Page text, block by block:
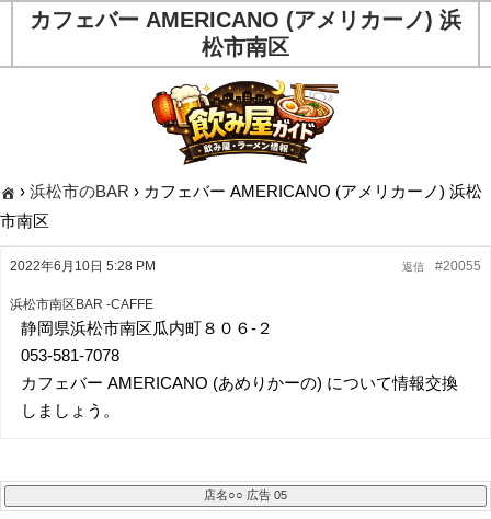
カフェバー AMERICANO (アメリカーノ) 浜
松市南区
› 浜松市のBAR › カフェバー AMERICANO (アメリカーノ) 浜松
市南区
2022年6月10日 5:28 PM #20055
返信
浜松市南区BAR -CAFFE
静岡県浜松市南区瓜内町８０６-２
053-581-7078
カフェバー AMERICANO (あめりかーの) について情報交換
しましょう。